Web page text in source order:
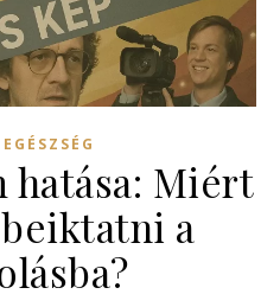
EGÉSZSÉG
hatása: Miért
a